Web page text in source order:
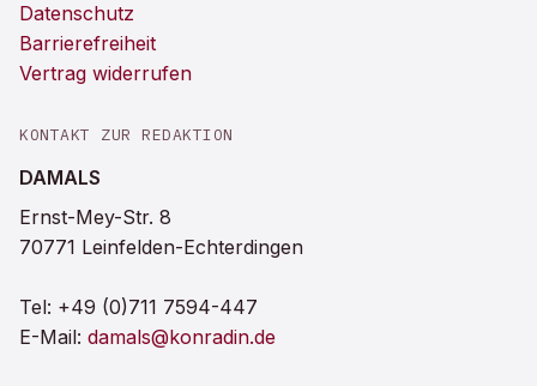
Datenschutz
Barrierefreiheit
Vertrag widerrufen
KONTAKT ZUR REDAKTION
DAMALS
Ernst-Mey-Str. 8
70771 Leinfelden-Echterdingen
Tel: +49 (0)711 7594-447
E-Mail: damals@konradin.de